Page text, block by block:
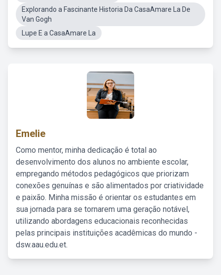
Explorando a Fascinante Historia Da CasaAmare La De
Van Gogh
Lupe E a CasaAmare La
Emelie
Como mentor, minha dedicação é total ao
desenvolvimento dos alunos no ambiente escolar,
empregando métodos pedagógicos que priorizam
conexões genuínas e são alimentados por criatividade
e paixão. Minha missão é orientar os estudantes em
sua jornada para se tornarem uma geração notável,
utilizando abordagens educacionais reconhecidas
pelas principais instituições acadêmicas do mundo -
dsw.aau.edu.et.